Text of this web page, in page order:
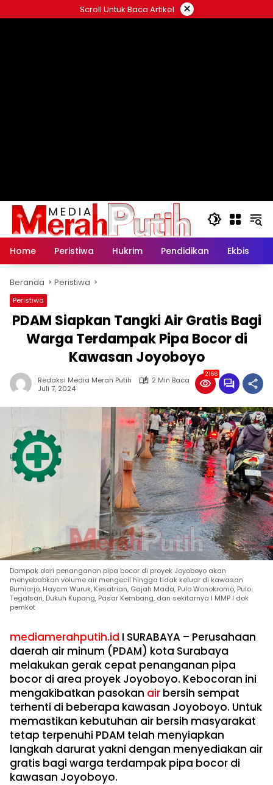
ke
Scroll Untuk Baca Artikel ×
Home Peristiwa Hukrim Pendidikan Ekbis
Beranda Peristiwa
Peristiwa
PDAM Siapkan Tangki Air Gratis Bagi
Warga Terdampak Pipa Bocor di
Kawasan Joyoboyo
Redaksi Media Merah Putih
2 Min Baca
Juli 7, 2024
2166
Dampak dari penanganan pipa bocor di proyek Joyoboyo akan
menyebabkan volume air mengecil hingga tidak keluar di kawasan
Bumiarjo, Hayam Wuruk, Kesatrian, Gajah Mada, Pulo Wonokromo, Pulo
Tegalsari, Dukuh Kupang, Pasar Kembang, dan sekitarnya I MMP I dok
pemkot
mediamerahputih.id I SURABAYA – Perusahaan
daerah air minum (PDAM) kota Surabaya
melakukan gerak cepat penanganan pipa
bocor di area proyek Joyoboyo. Kebocoran ini
mengakibatkan pasokan air bersih sempat
terhenti di beberapa kawasan Joyoboyo. Untuk
memastikan kebutuhan air bersih masyarakat
tetap terpenuhi PDAM telah menyiapkan
langkah darurat yakni dengan menyediakan air
gratis bagi warga terdampak pipa bocor di
kawasan Joyoboyo.